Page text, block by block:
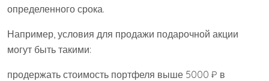
определенного срока.
Например, условия для продажи подарочной акции
могут быть такими:
продержать стоимость портфеля выше 5000 ₽ в